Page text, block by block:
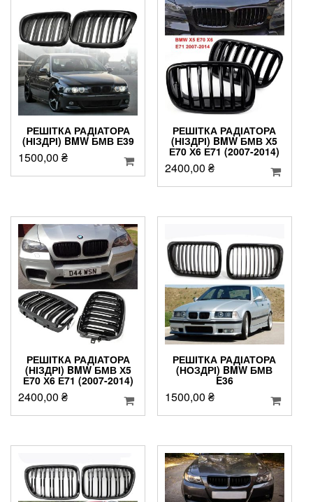
РЕШІТКА РАДІАТОРА
(НІЗДРІ) BMW БМВ Е39
1500,00 ₴
РЕШІТКА РАДІАТОРА
(НІЗДРІ) BMW БМВ Х5
Е70 Х6 Е71 (2007-2014)
2400,00 ₴
РЕШІТКА РАДІАТОРА
(НІЗДРІ) BMW БМВ Х5
Е70 Х6 Е71 (2007-2014)
2400,00 ₴
РЕШІТКА РАДІАТОРА
(НОЗДРІ) BMW БМВ
E36
1500,00 ₴